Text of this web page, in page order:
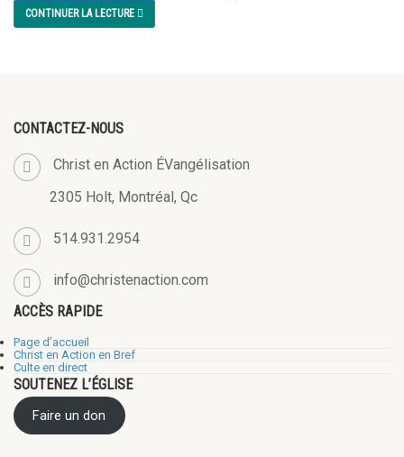
CONTINUER LA LECTURE
CONTACTEZ-NOUS
Christ en Action ÉVangélisation
2305 Holt, Montréal, Qc
514.931.2954
info@christenaction.com
ACCÈS RAPIDE
Page d’accueil
Christ en Action en Bref
Culte en direct
SOUTENEZ L’ÉGLISE
Faire un don